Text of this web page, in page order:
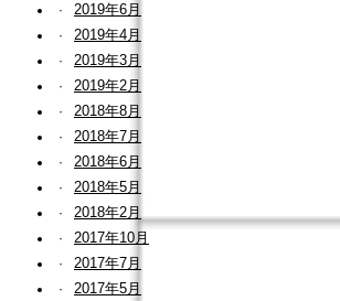
2019年6月
2019年4月
2019年3月
2019年2月
2018年8月
2018年7月
2018年6月
2018年5月
2018年2月
2017年10月
2017年7月
2017年5月